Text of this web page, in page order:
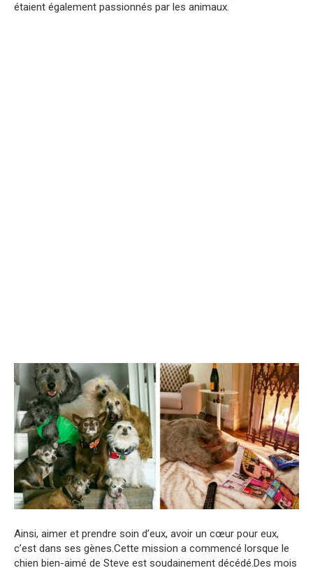
étaient également passionnés par les animaux.
Ainsi, aimer et prendre soin d’eux, avoir un cœur pour eux,
c’est dans ses gènes.Cette mission a commencé lorsque le
chien bien-aimé de Steve est soudainement décédé.Des mois